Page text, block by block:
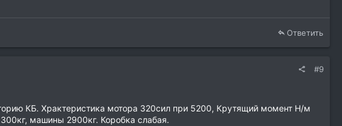
Ответить
#9
КБ. Храктеристика мотора 320сил при 5200, Крутящий момент Н/м
машины 2900кг. Коробка слабая.